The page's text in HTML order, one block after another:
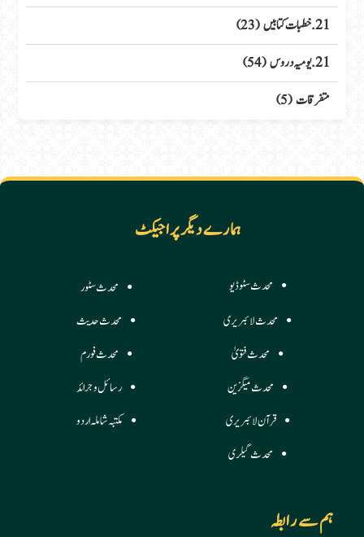
21. خطبات کتابیں (23)
21. یومیہ دروس (54)
متفرقات (5)
ہمارے دیگر پراجیکٹ
محدث سٹوڈیو
محدث سٹور
محدث لائبریری
محدث حدیث
محدث فتویٰ
محدث فورم
محدث میگزین
رسائل وجرائد
قرآن لائبریری
مکتبہ شاملہ اردو
محدث گیلری
ہم سے رابطہ